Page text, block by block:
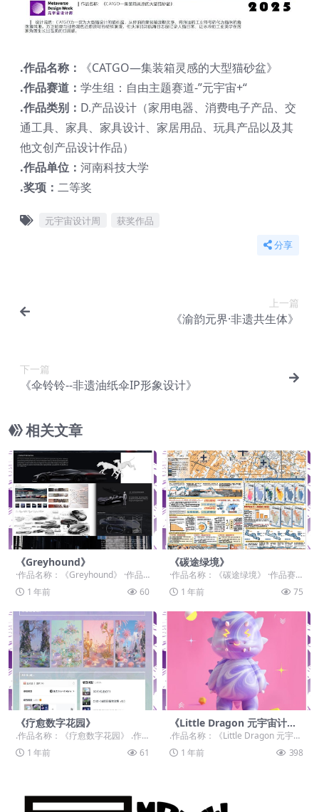
.作品名称：
《CATGO—集装箱灵感的大型猫砂盆》
.作品赛道： 学生组：自由主题赛道-”元宇宙+“
.作品类别： D.产品设计（家用电器、消费电子产品、交
通工具、家具、家具设计、家居用品、玩具产品以及其
他文创产品设计作品）
.作品单位： 河南科技大学
.奖项： 二等奖
元宇宙设计周 获奖作品
分享
上一篇
《渝韵元界·非遗共生体》
下一篇
《伞铃铃-­-非遗油纸伞IP形象设计》
相关文章
《Greyhound》
·作品名称：《Greyhound》 ·作品
赛道：学生组：自由主题赛道-”元宇
宙+...1 年前 60
《碳途绿境》
·作品名称：《碳途绿境》 ·作品赛
道：学生组：自由主题赛道-”元宇宙
+“ ·作品...
1 年前 75
《疗愈数字花园》
.作品名称：《疗愈数字花园》 .作
品赛道：设计师组：自由主题赛道-”
元宇宙+“ ...
1 年前 61
《Little Dragon 元宇宙计划I
P设计》
.作品名称：《Little Dragon 元宇宙
计划IP设计》 .作品赛道：设计...
1 年前 398